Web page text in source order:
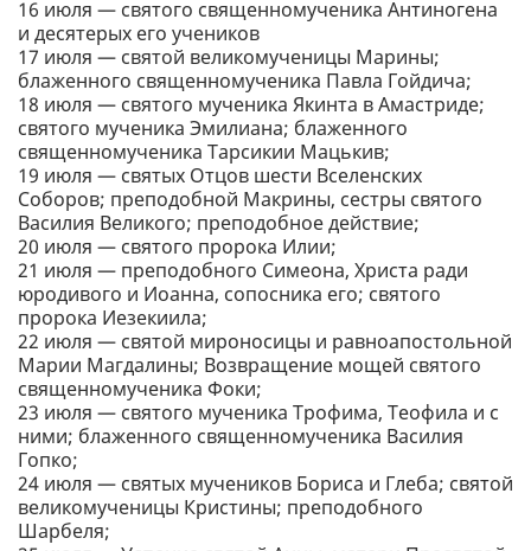
16 июля — святого священномученика Антиногена
и десятерых его учеников
17 июля — святой великомученицы Марины;
блаженного священномученика Павла Гойдича;
18 июля — святого мученика Якинта в Амастриде;
святого мученика Эмилиана; блаженного
священномученика Тарсикии Мацькив;
19 июля — святых Отцов шести Вселенских
Соборов; преподобной Макрины, сестры святого
Василия Великого; преподобное действие;
20 июля — святого пророка Илии;
21 июля — преподобного Симеона, Христа ради
юродивого и Иоанна, сопосника его; святого
пророка Иезекиила;
22 июля — святой мироносицы и равноапостольной
Марии Магдалины; Возвращение мощей святого
священномученика Фоки;
23 июля — святого мученика Трофима, Теофила и с
ними; блаженного священномученика Василия
Гопко;
24 июля — святых мучеников Бориса и Глеба; святой
великомученицы Кристины; преподобного
Шарбеля;